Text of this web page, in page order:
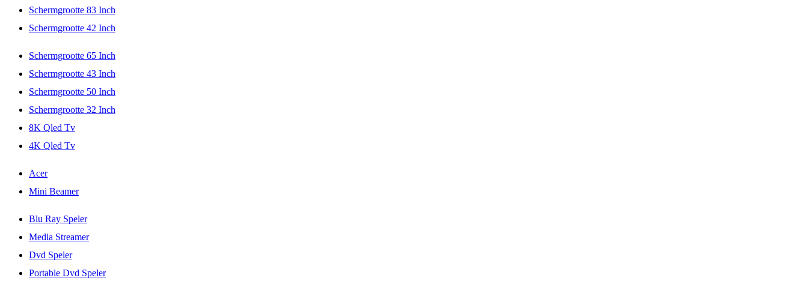
Schermgrootte 83 Inch
Schermgrootte 42 Inch
Schermgrootte 65 Inch
Schermgrootte 43 Inch
Schermgrootte 50 Inch
Schermgrootte 32 Inch
8K Qled Tv
4K Qled Tv
Acer
Mini Beamer
Blu Ray Speler
Media Streamer
Dvd Speler
Portable Dvd Speler